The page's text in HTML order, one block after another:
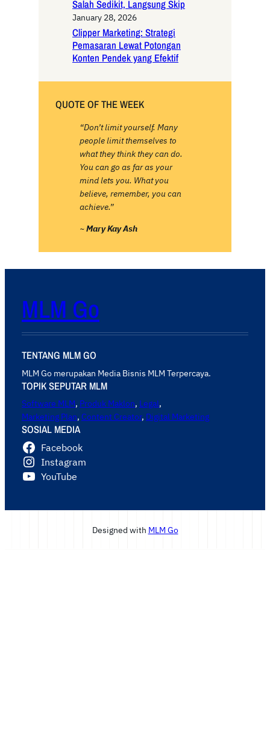
Salah Sedikit, Langsung Skip
January 28, 2026
Clipper Marketing: Strategi
Pemasaran Lewat Potongan
Konten Pendek yang Efektif
QUOTE OF THE WEEK
“Don’t limit yourself. Many
people limit themselves to
what they think they can do.
You can go as far as your
mind lets you. What you
believe, remember, you can
achieve.”
~Mary Kay Ash
MLM Go
TENTANG MLM GO
MLM Go merupakan Media Bisnis MLM Terpercaya.
TOPIK SEPUTAR MLM
Software MLM, Produk Maklon, Legal,
Marketing Plan, Content Creator, Digital Marketing
SOSIAL MEDIA
Facebook
Instagram
YouTube
Designed with MLM Go